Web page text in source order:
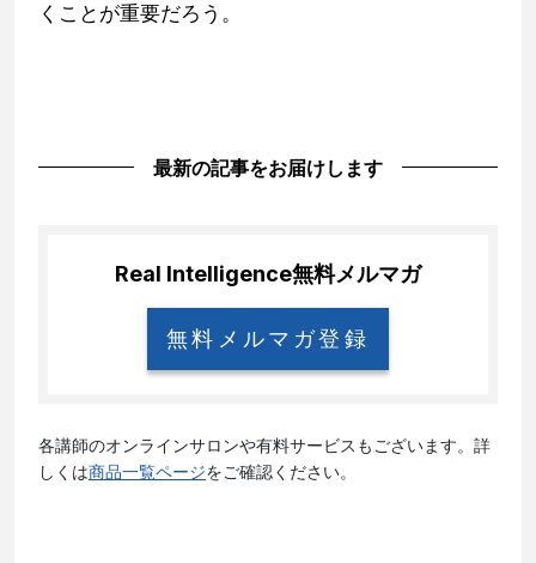
くことが重要だろう。
最新の記事をお届けします
Real Intelligence無料メルマガ
無料メルマガ登録
各講師のオンラインサロンや有料サービスもございます。詳
しくは商品一覧ページをご確認ください。